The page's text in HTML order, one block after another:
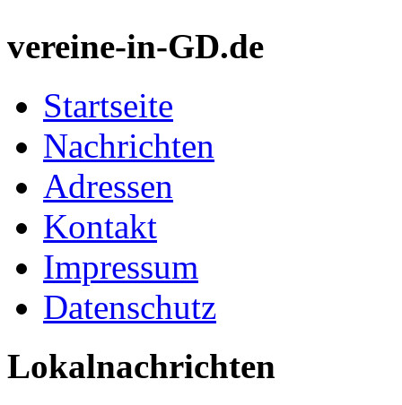
vereine-in-GD.de
Startseite
Nachrichten
Adressen
Kontakt
Impressum
Datenschutz
Lokalnachrichten